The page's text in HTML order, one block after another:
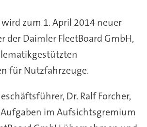
zum 1. April 2014 neuer
der Daimler FleetBoard GmbH,
für Nutzfahrzeuge.
Dr. Ralf Forcher,
im Aufsichtsgremium